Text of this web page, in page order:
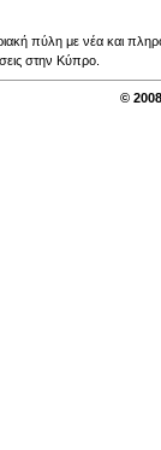
πύλη με νέα και
στην Κύπρο.
©